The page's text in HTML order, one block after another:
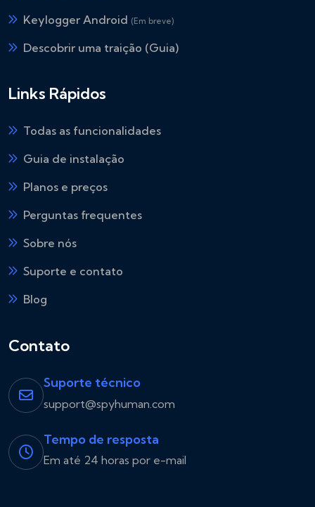
Keylogger Android (Em breve)
Descobrir uma traição (Guia)
Links Rápidos
Todas as funcionalidades
Guia de instalação
Planos e preços
Perguntas frequentes
Sobre nós
Suporte e contato
Blog
Contato
Suporte técnico
support@spyhuman.com
Tempo de resposta
Em até 24 horas por e-mail